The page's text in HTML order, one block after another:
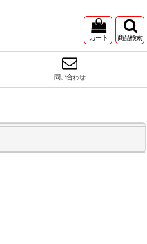
カート 商品検索
問い合わせ